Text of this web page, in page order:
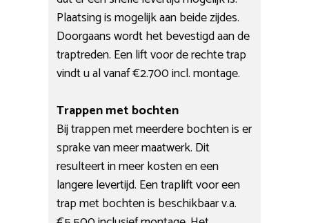
Plaatsing is mogelijk aan beide zijdes.
Doorgaans wordt het bevestigd aan de
traptreden. Een lift voor de rechte trap
vindt u al vanaf €2.700 incl. montage.
Trappen met bochten
Bij trappen met meerdere bochten is er
sprake van meer maatwerk. Dit
resulteert in meer kosten en een
langere levertijd. Een traplift voor een
trap met bochten is beschikbaar v.a.